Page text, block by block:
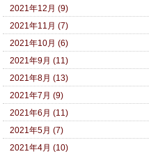
2021年12月 (9)
2021年11月 (7)
2021年10月 (6)
2021年9月 (11)
2021年8月 (13)
2021年7月 (9)
2021年6月 (11)
2021年5月 (7)
2021年4月 (10)